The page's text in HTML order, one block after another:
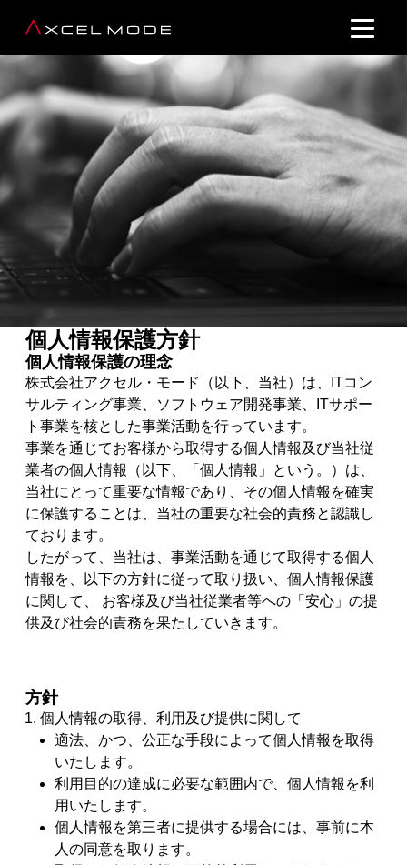
個人情報保護方針
個人情報保護の理念
株式会社アクセル・モード（以下、当社）は、ITコン
サルティング事業、ソフトウェア開発事業、ITサポー
ト事業を核とした事業活動を行っています。
事業を通じてお客様から取得する個人情報及び当社従
業者の個人情報（以下、「個人情報」という。）は、
当社にとって重要な情報であり、その個人情報を確実
に保護することは、当社の重要な社会的責務と認識し
ております。
したがって、当社は、事業活動を通じて取得する個人
情報を、以下の方針に従って取り扱い、個人情報保護
に関して、 お客様及び当社従業者等への「安心」の提
供及び社会的責務を果たしていきます。
方針
個人情報の取得、利用及び提供に関して
適法、かつ、公正な手段によって個人情報を取得
いたします。
利用目的の達成に必要な範囲内で、個人情報を利
用いたします。
個人情報を第三者に提供する場合には、事前に本
人の同意を取ります。